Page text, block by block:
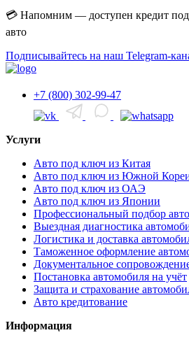
💳 Напомним — доступен кредит под
авто
Подписывайтесь на наш Telegram-
+7 (800) 302-99-47
Услуги
Авто под ключ из Китая
Авто под ключ из Южной
Авто под ключ из ОАЭ
Авто под ключ из Японии
Профессиональный подбор
Выездная диагностика
Логистика и доставка
Таможенное оформление
Документальное
Постановка автомобиля на учёт
Защита и страхование
Авто кредитование
Информация